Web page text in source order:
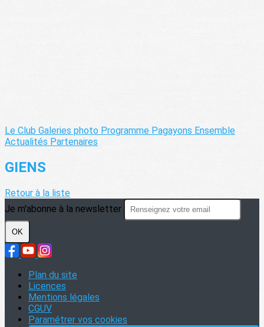
Le Club Galeries photo Programme Pagayons Ensemble
Actualités Partenaires
GIENS
Retour à la liste
Je m'abonne à la newsletter
OK
Plan du site
Licences
Mentions légales
CGUV
Paramétrer vos cookies